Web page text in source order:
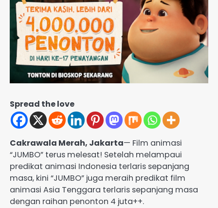
Spread the love
Cakrawala Merah, Jakarta— Film animasi
“JUMBO” terus melesat! Setelah melampaui
predikat animasi Indonesia terlaris sepanjang
masa, kini “JUMBO” juga meraih predikat film
animasi Asia Tenggara terlaris sepanjang masa
dengan raihan penonton 4 juta++.